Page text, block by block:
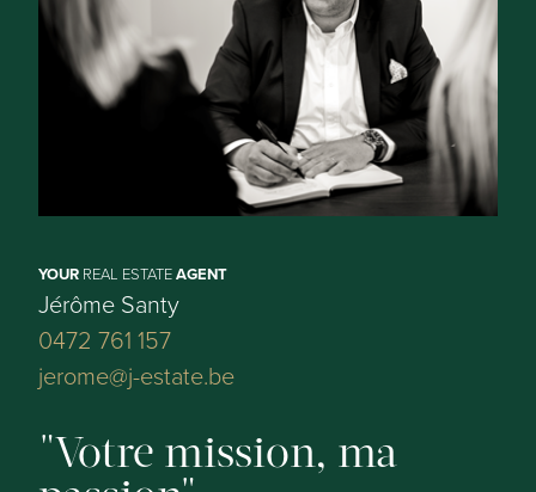
Prêt à s'installer
Chambres à coucher:
3
Salles de bains:
Toilette:
YOUR REAL ESTATEAGENT
Jérôme Santy
0472 761 157
jerome@j-estate.be
Votre mission, ma